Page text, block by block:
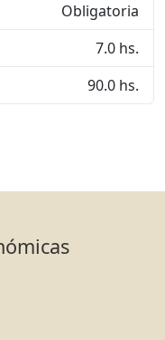
Obligatoria
7.0 hs.
90.0 hs.